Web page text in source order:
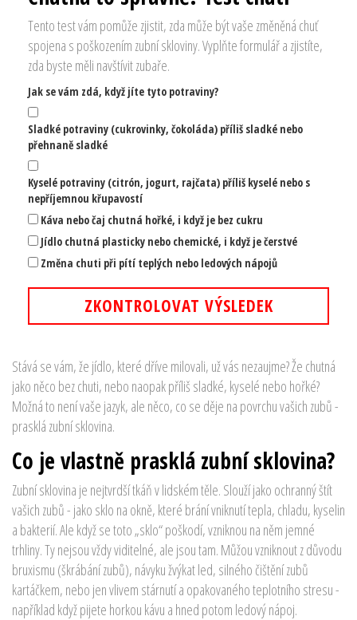
Tento test vám pomůže zjistit, zda může být vaše změněná chuť
spojena s poškozením zubní skloviny. Vyplňte formulář a zjistíte,
zda byste měli navštívit zubaře.
Jak se vám zdá, když jíte tyto potraviny?
Sladké potraviny (cukrovinky, čokoláda) příliš sladké nebo
přehnaně sladké
Kyselé potraviny (citrón, jogurt, rajčata) příliš kyselé nebo s
nepříjemnou křupavostí
Káva nebo čaj chutná hořké, i když je bez cukru
Jídlo chutná plasticky nebo chemické, i když je čerstvé
Změna chuti při pítí teplých nebo ledových nápojů
ZKONTROLOVAT VÝSLEDEK
Stává se vám, že jídlo, které dříve milovali, už vás nezaujme? Že chutná
jako něco bez chuti, nebo naopak příliš sladké, kyselé nebo hořké?
Možná to není vaše jazyk, ale něco, co se děje na povrchu vašich zubů -
prasklá zubní sklovina.
Co je vlastně prasklá zubní sklovina?
Zubní sklovina je nejtvrdší tkáň v lidském těle. Slouží jako ochranný štít
vašich zubů - jako sklo na okně, které brání vniknutí tepla, chladu, kyselin
a bakterií. Ale když se toto „sklo“ poškodí, vzniknou na něm jemné
trhliny. Ty nejsou vždy viditelné, ale jsou tam. Můžou vzniknout z důvodu
bruxismu (škrábání zubů), návyku žvýkat led, silného čištění zubů
kartáčkem, nebo jen vlivem stárnutí a opakovaného teplotního stresu -
například když pijete horkou kávu a hned potom ledový nápoj.